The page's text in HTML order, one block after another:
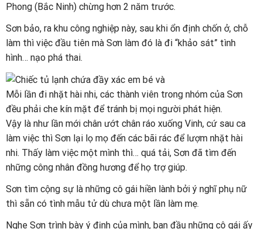
Phong (Bắc Ninh) chừng hơn 2 năm trước.
Sơn bảo, ra khu công nghiệp này, sau khi ổn định chốn ở, chỗ
làm thì việc đầu tiên mà Sơn làm đó là đi “khảo sát” tình
hình… nạo phá thai.
Mỗi lần đi nhặt hài nhi, các thành viên trong nhóm của Sơn
đều phải che kín mặt để tránh bị mọi người phát hiện.
Vậy là như lần mới chân ướt chân ráo xuống Vinh, cứ sau ca
làm việc thì Sơn lại lọ mọ đến các bãi rác để lượm nhặt hài
nhi. Thấy làm việc một mình thì… quá tải, Sơn đã tìm đến
những công nhân đồng hương để họ trợ giúp.
Sơn tìm cộng sự là những cô gái hiền lành bởi ý nghĩ phụ nữ
thì sẵn có tình mẫu tử dù chưa một lần làm mẹ.
Nghe Sơn trình bày ý định của mình, ban đầu những cô gái ấy